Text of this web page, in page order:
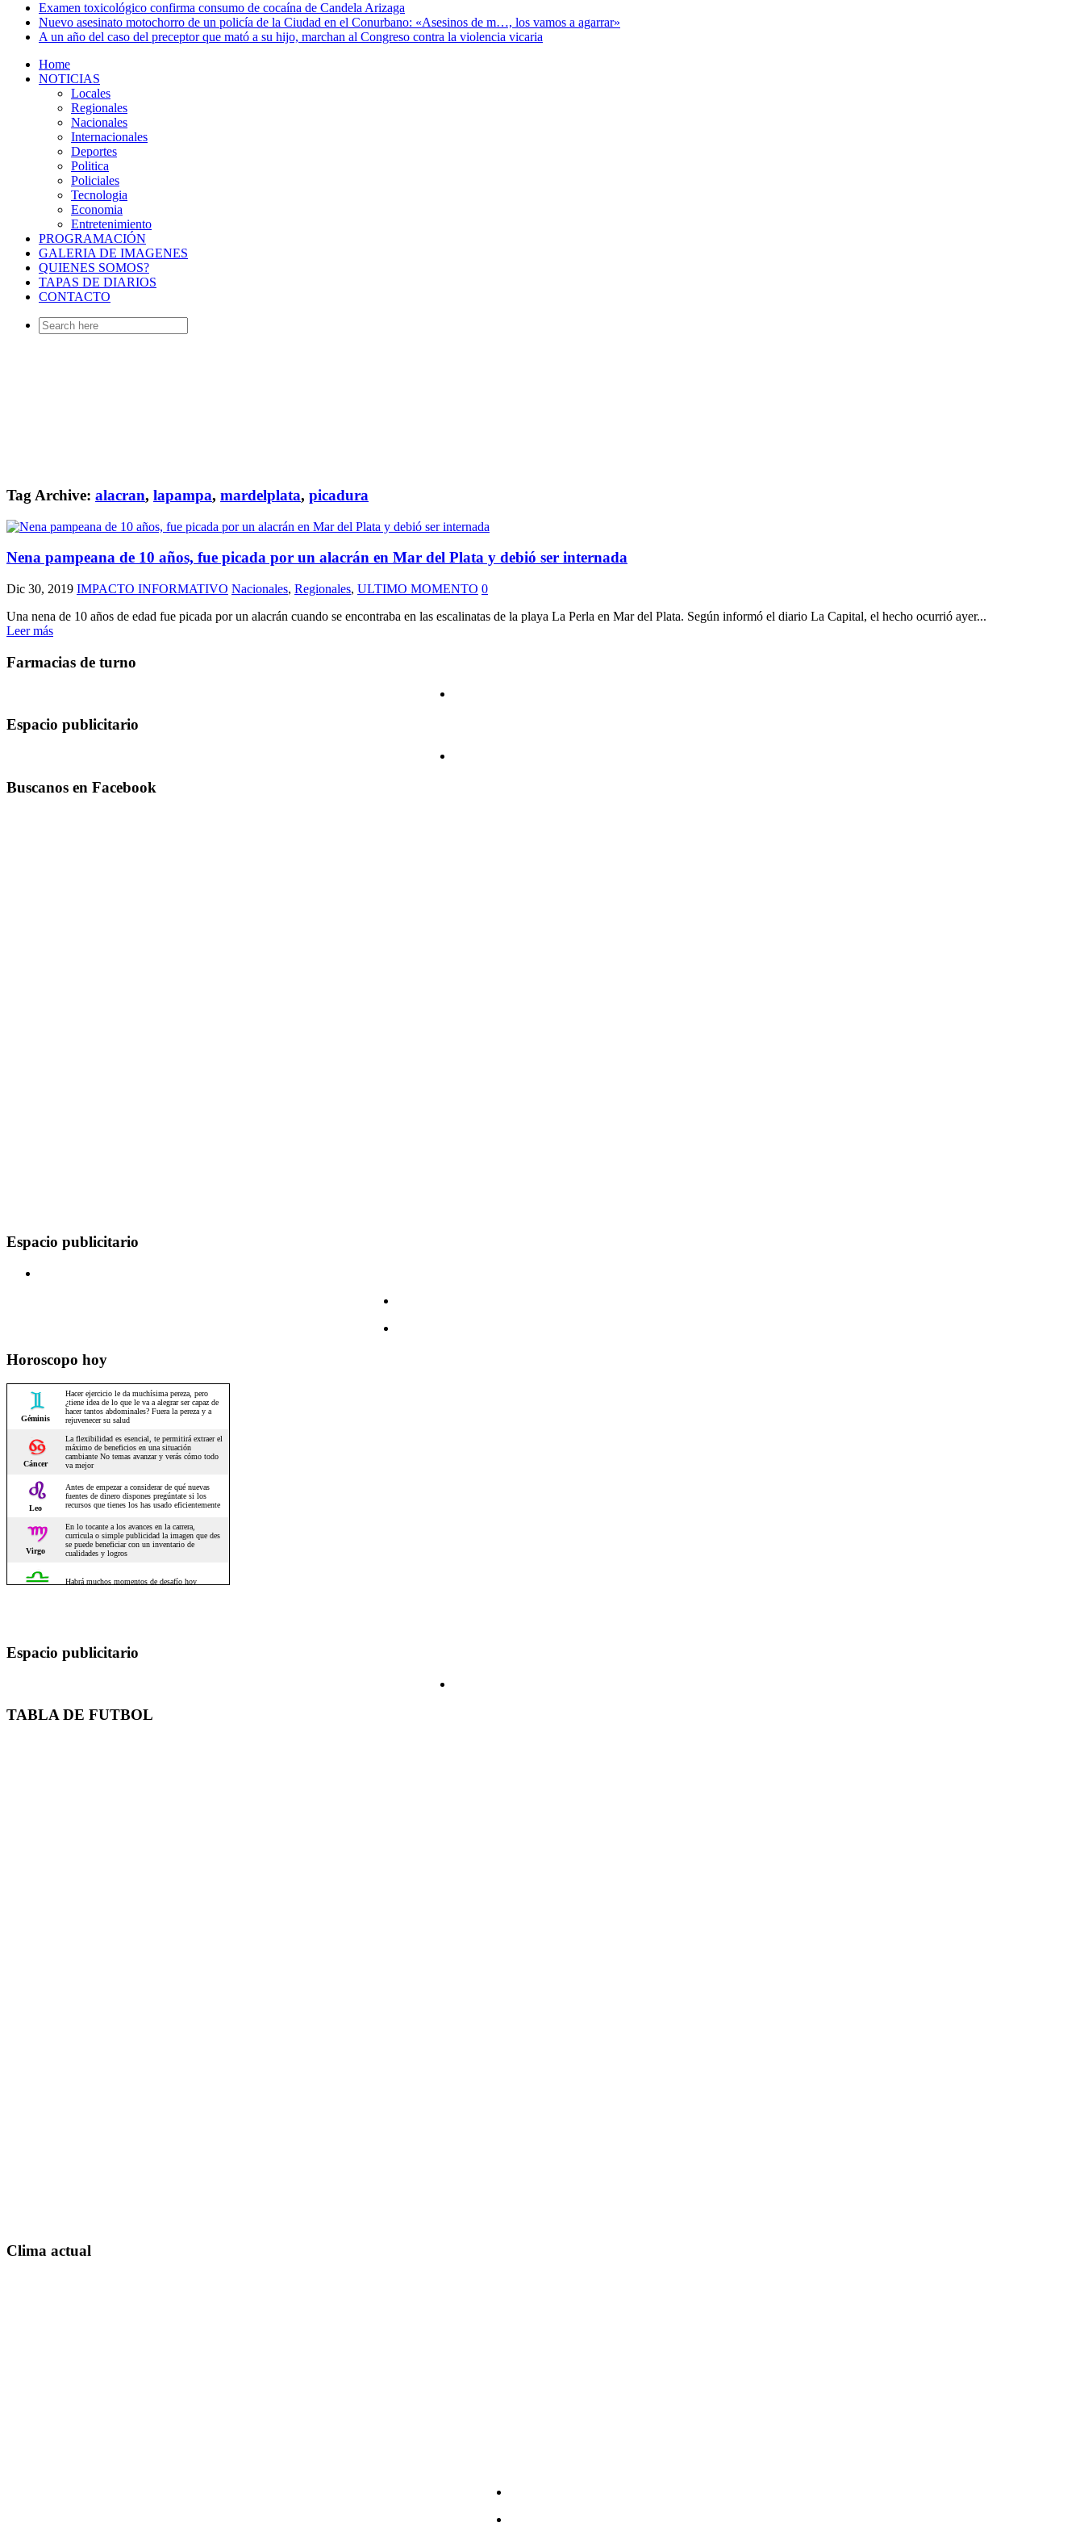
Examen toxicológico confirma consumo de cocaína de Candela Arizaga
Nuevo asesinato motochorro de un policía de la Ciudad en el Conurbano: «Asesinos de m…, los vamos a agarrar»
A un año del caso del preceptor que mató a su hijo, marchan al Congreso contra la violencia vicaria
Home
NOTICIAS
Locales
Regionales
Nacionales
Internacionales
Deportes
Politica
Policiales
Tecnologia
Economia
Entretenimiento
PROGRAMACIÓN
GALERIA DE IMAGENES
QUIENES SOMOS?
TAPAS DE DIARIOS
CONTACTO
Search
for:
Tag Archive: alacran, lapampa, mardelplata, picadura
Nena pampeana de 10 años, fue picada por un alacrán en Mar del Plata y debió ser internada
Dic 30, 2019 IMPACTO INFORMATIVO Nacionales, Regionales, ULTIMO MOMENTO 0
Una nena de 10 años de edad fue picada por un alacrán cuando se encontraba en las escalinatas de la playa La Perla en Mar del Plata. Según informó el diario La Capital, el hecho ocurrió ayer...
Leer más
Farmacias de turno
Espacio publicitario
Buscanos en Facebook
Espacio publicitario
Horoscopo hoy
Espacio publicitario
TABLA DE FUTBOL
Clima actual